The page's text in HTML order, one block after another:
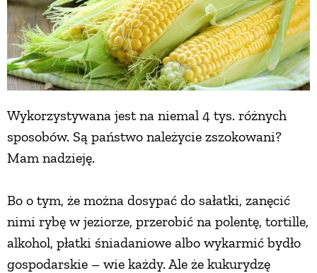
Wykorzystywana jest na niemal 4 tys. różnych
sposobów. Są państwo należycie zszokowani?
Mam nadzieję.
Bo o tym, że można dosypać do sałatki, zanęcić
nimi rybę w jeziorze, przerobić na polentę, tortille,
alkohol, płatki śniadaniowe albo wykarmić bydło
gospodarskie – wie każdy. Ale że kukurydzę